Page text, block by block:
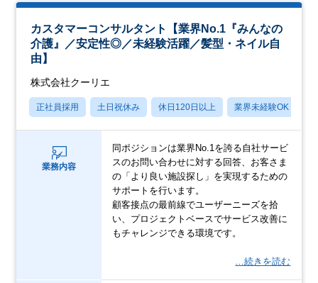
カスタマーコンサルタント【業界No.1『みんなの
介護』／安定性◎／未経験活躍／髪型・ネイル自
由】
株式会社クーリエ
正社員採用 土日祝休み 休日120日以上 業界未経験OK
業務内容
同ポジションは業界No.1を誇る自社サービ
スのお問い合わせに対する回答、お客さま
の「より良い施設探し」を実現するための
サポートを行います。
顧客接点の最前線でユーザーニーズを拾
い、プロジェクトベースでサービス改善に
もチャレンジできる環境です。
…続きを読む